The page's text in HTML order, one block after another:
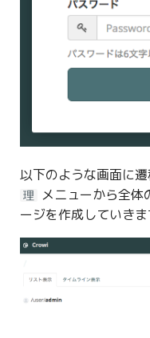
以下のような画面に
理
メニューから全体
ージを作成していきま